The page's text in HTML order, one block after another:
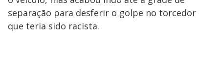
separação para desferir o golpe no torcedor
que teria sido racista.